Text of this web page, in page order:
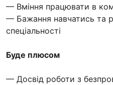
— Вміння працювати в
— Бажання навчатись та
спеціальності
Буде плюсом
— Досвід роботи з